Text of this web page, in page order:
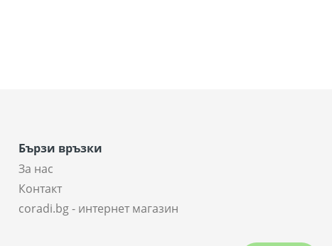
Бързи връзки
За нас
Контакт
coradi.bg - интернет магазин